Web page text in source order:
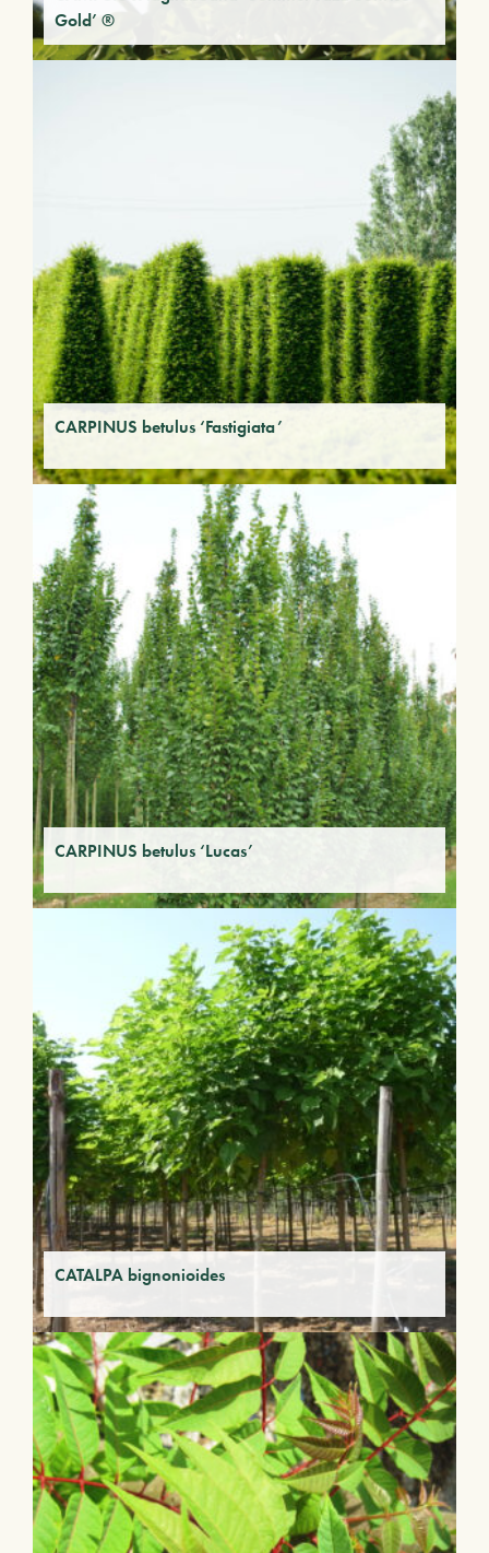
Gold’ ®
CARPINUS betulus ‘Fastigiata’
CARPINUS betulus ‘Lucas’
CATALPA bignonioides